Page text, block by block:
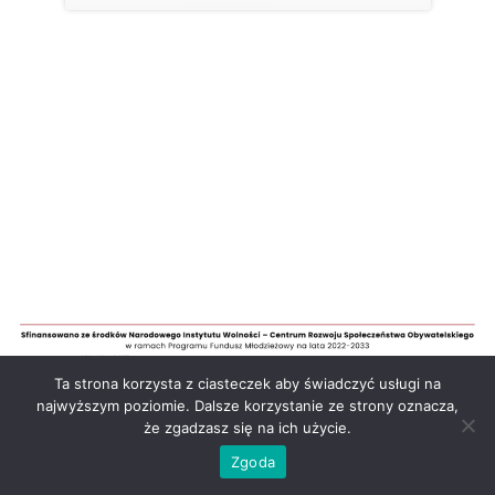
Polityka prywatności
Młodzieżowe Podlaskie Lokalnie
Ta strona korzysta z ciasteczek aby świadczyć usługi na
najwyższym poziomie. Dalsze korzystanie ze strony oznacza,
że zgadzasz się na ich użycie.
Zgoda